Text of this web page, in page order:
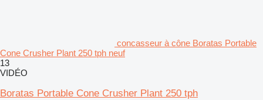
concasseur à cône Boratas Portable
Cone Crusher Plant 250 tph neuf
13
VIDÉO
Boratas Portable Cone Crusher Plant 250 tph